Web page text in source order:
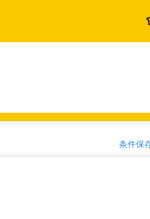
条件保